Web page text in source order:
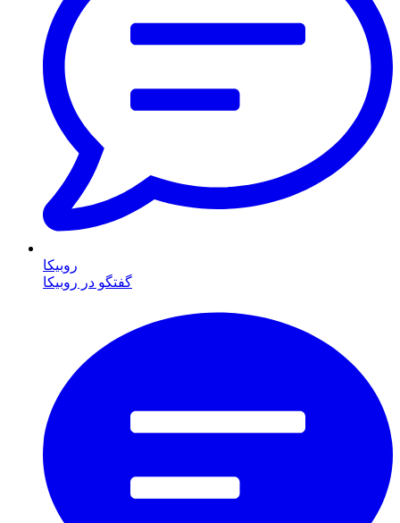
روبیکا
گفتگو در روبیکا